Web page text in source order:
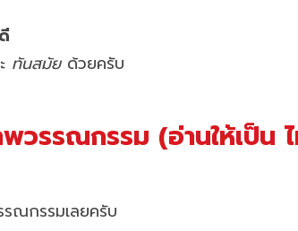
ทันสมัยด้วยครับ
วรรณกรรม (อ่านให้เป็น
ณกรรมเลยครับ